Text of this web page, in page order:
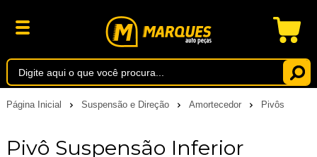
Página Inicial Suspensão e Direção Amortecedor Pivôs
Pivô Suspensão Inferior